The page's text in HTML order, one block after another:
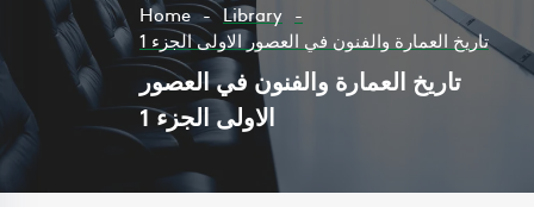
Home
Library
تاريخ العمارة والفنون في العصور الاولى الجزء 1
تاريخ العمارة والفنون في العصور
الاولى الجزء 1